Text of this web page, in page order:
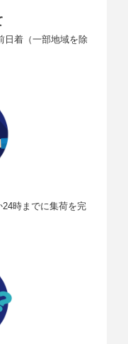
日着（一部地域を除
時までに集荷を完